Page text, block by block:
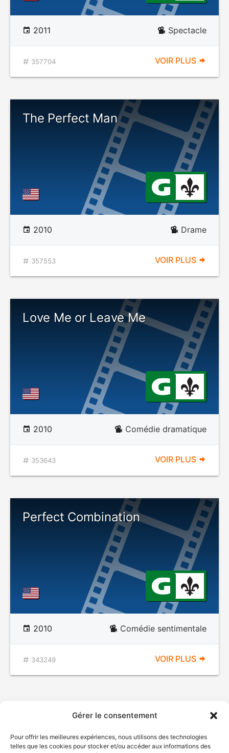
Gérer le consentement
Pour offrir les meilleures expériences, nous utilisons des technologies
telles que les cookies pour stocker et/ou accéder aux informations des
2011 Spectacle
357704 VOIR PLUS
The Perfect Man
2010 Drame
357553 VOIR PLUS
Love Me or Leave Me
2010 Comédie dramatique
353643 VOIR PLUS
Perfect Combination
2010 Comédie sentimentale
343249 VOIR PLUS